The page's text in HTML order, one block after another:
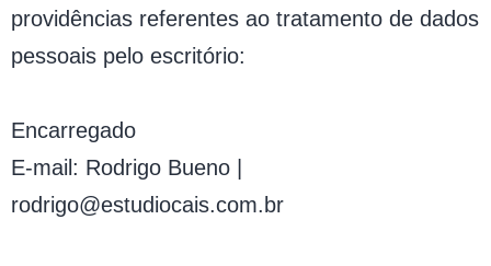
providências referentes ao tratamento de dados
pessoais pelo escritório:
Encarregado
E-mail: Rodrigo Bueno |
rodrigo@estudiocais.com.br